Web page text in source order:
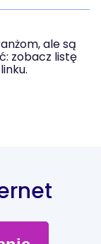
ale są
zobacz listę